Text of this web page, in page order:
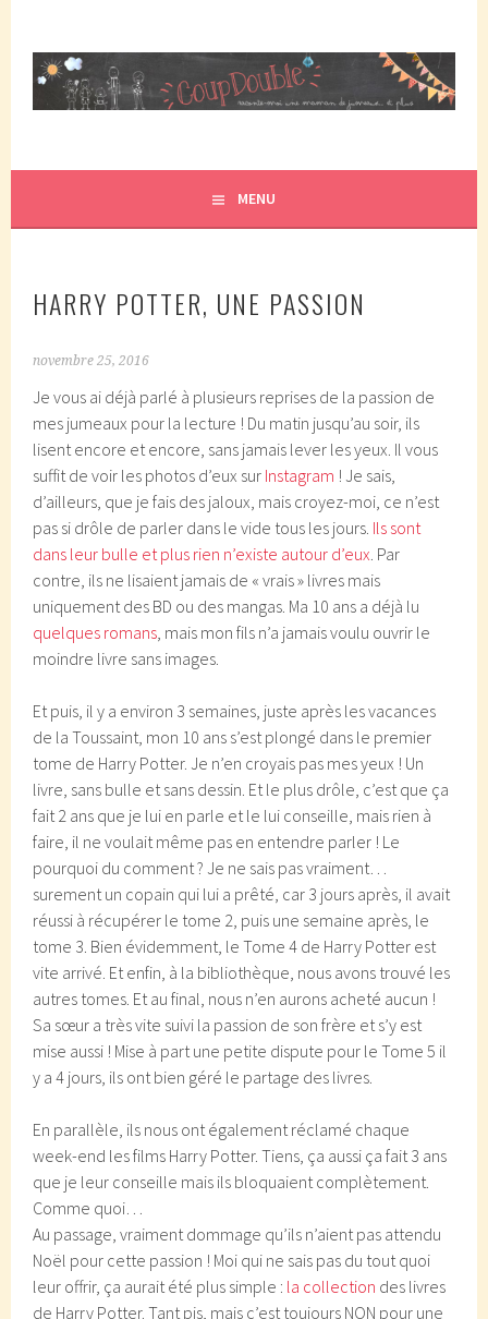
contenu
principal
COUP DOUBLE
JUMEAUX, ÇA NOUS TOMBE DESSUS ET CA NOUS
PROPULSE SUPER MAMAN! CA DONNE DEUX FOIS PLUS DE
MENU
HARRY POTTER, UNE PASSION
novembre 25, 2016
Je vous ai déjà parlé à plusieurs reprises de la passion de
mes jumeaux pour la lecture ! Du matin jusqu’au soir, ils
lisent encore et encore, sans jamais lever les yeux. Il vous
suffit de voir les photos d’eux sur Instagram ! Je sais,
d’ailleurs, que je fais des jaloux, mais croyez-moi, ce n’est
pas si drôle de parler dans le vide tous les jours. Ils sont
dans leur bulle et plus rien n’existe autour d’eux. Par
contre, ils ne lisaient jamais de « vrais » livres mais
uniquement des BD ou des mangas. Ma 10 ans a déjà lu
quelques romans, mais mon fils n’a jamais voulu ouvrir le
moindre livre sans images.
Et puis, il y a environ 3 semaines, juste après les vacances
de la Toussaint, mon 10 ans s’est plongé dans le premier
tome de Harry Potter. Je n’en croyais pas mes yeux ! Un
livre, sans bulle et sans dessin. Et le plus drôle, c’est que ça
fait 2 ans que je lui en parle et le lui conseille, mais rien à
faire, il ne voulait même pas en entendre parler ! Le
pourquoi du comment ? Je ne sais pas vraiment…
surement un copain qui lui a prêté, car 3 jours après, il avait
réussi à récupérer le tome 2, puis une semaine après, le
tome 3. Bien évidemment, le Tome 4 de Harry Potter est
vite arrivé. Et enfin, à la bibliothèque, nous avons trouvé les
autres tomes. Et au final, nous n’en aurons acheté aucun !
Sa sœur a très vite suivi la passion de son frère et s’y est
mise aussi ! Mise à part une petite dispute pour le Tome 5 il
y a 4 jours, ils ont bien géré le partage des livres.
En parallèle, ils nous ont également réclamé chaque
week-end les films Harry Potter. Tiens, ça aussi ça fait 3 ans
que je leur conseille mais ils bloquaient complètement.
Comme quoi…
Au passage, vraiment dommage qu’ils n’aient pas attendu
Noël pour cette passion ! Moi qui ne sais pas du tout quoi
leur offrir, ça aurait été plus simple : la collection des livres
de Harry Potter. Tant pis, mais c’est toujours NON pour une